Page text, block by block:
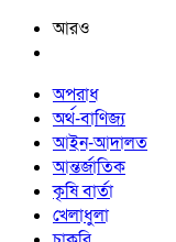
আরও
অপরাধ
অর্থ-বাণিজ্য
আইন-আদালত
আন্তর্জাতিক
কৃষি বার্তা
খেলাধুলা